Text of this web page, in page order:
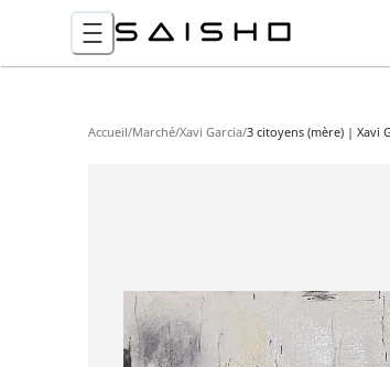
Accueil/Marché/Xavi Garcia/3 citoyens (mère) | Xavi